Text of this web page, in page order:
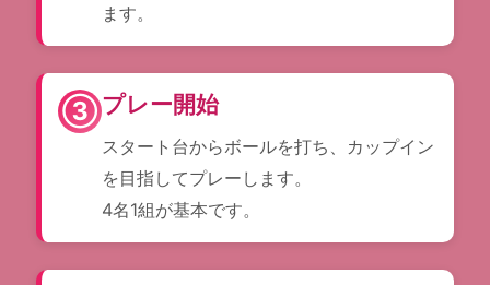
ます。
③プレー開始
スタート台からボールを打ち、カップイン
を目指してプレーします。
4名1組が基本です。